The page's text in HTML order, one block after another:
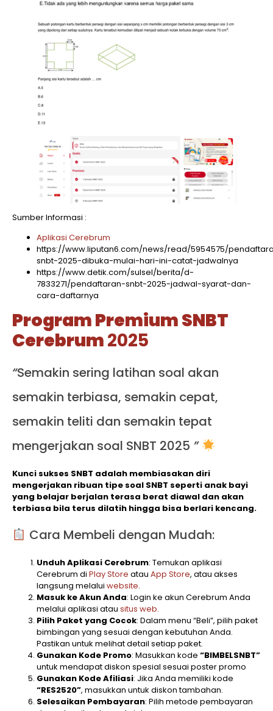
Sumber Informasi :
Aplikasi Cerebrum
https://www.liputan6.com/news/read/5954575/
snbt-2025-dibuka-mulai-hari-ini-catat-jadwalnya
https://www.detik.com/sulsel/berita/d-
7833271/pendaftaran-snbt-2025-jadwal-syarat-dan-
cara-daftarnya
Program Premium SNBT
Cerebrum2025
“Semakin sering latihan soal akan
semakin terbiasa, semakin cepat,
semakin teliti dan semakin tepat
mengerjakan soal SNBT 2025 ”
Kunci sukses SNBT adalah membiasakan diri
mengerjakan ribuan tipe soal SNBT seperti anak bayi
yang belajar berjalan terasa berat diawal dan akan
terbiasa bila terus dilatih hingga bisa berlari kencang.
Cara Membeli dengan Mudah:
Unduh Aplikasi Cerebrum: Temukan aplikasi
Cerebrum di Play Store atau App Store, atau akses
langsung melalui website.
Masuk ke Akun Anda: Login ke akun Cerebrum Anda
melalui aplikasi atau situs web.
Pilih Paket yang Cocok: Dalam menu “Beli”, pilih paket
bimbingan yang sesuai dengan kebutuhan Anda.
Pastikan untuk melihat detail setiap paket.
Gunakan Kode Promo: Masukkan kode “BIMBELSNBT”
untuk mendapat diskon spesial sesuai poster promo
Gunakan Kode Afiliasi: Jika Anda memiliki kode
“RES2520”, masukkan untuk diskon tambahan.
Selesaikan Pembayaran: Pilih metode pembayaran